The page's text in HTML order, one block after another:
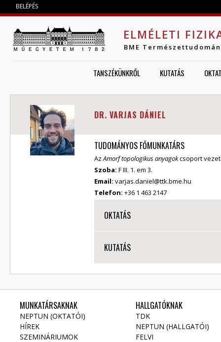
BELÉPÉS
ELMÉLETI
BME
TANSZÉKÜNKRŐL KUTATÁS
DR. VARJAS DÁNIEL
TUDOMÁNYOS FŐMUNKATÁRS
AzAmorf topologikus anyagokcsoport
Szoba: F III. 1. em 3.
Email: varjas.daniel@ttk.bme.hu
Telefon: +36 1 463 2147
OKTATÁS
KUTATÁS
MUNKATÁRSAKNAK
NEPTUN (OKTATÓI)
HÍREK
SZEMINÁRIUMOK
HALLGATÓKNAK
TDK
NEPTUN (HALLGATÓI)
FELVI